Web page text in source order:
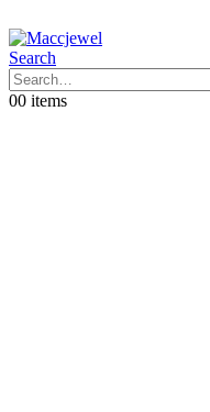
Search
00 items